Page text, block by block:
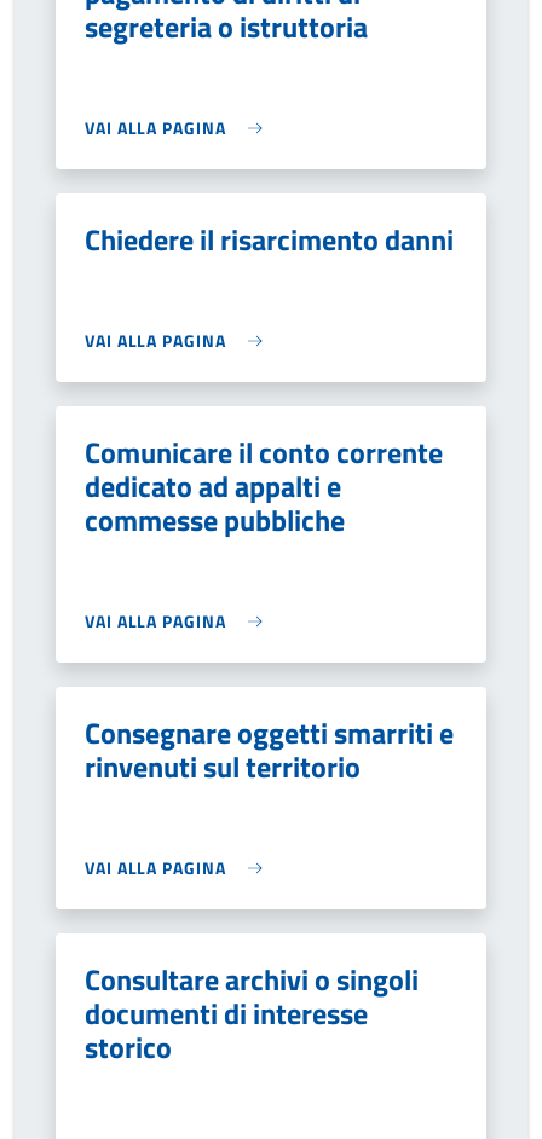
segreteria o istruttoria
VAI ALLA PAGINA
Chiedere il risarcimento danni
VAI ALLA PAGINA
Comunicare il conto corrente
dedicato ad appalti e
commesse pubbliche
VAI ALLA PAGINA
Consegnare oggetti smarriti e
rinvenuti sul territorio
VAI ALLA PAGINA
Consultare archivi o singoli
documenti di interesse
storico